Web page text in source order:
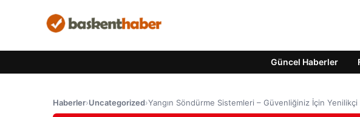
Güncel Haberler
Haberler›Uncategorized›Yangın Söndürme Sistemleri – Güvenliğiniz İçin